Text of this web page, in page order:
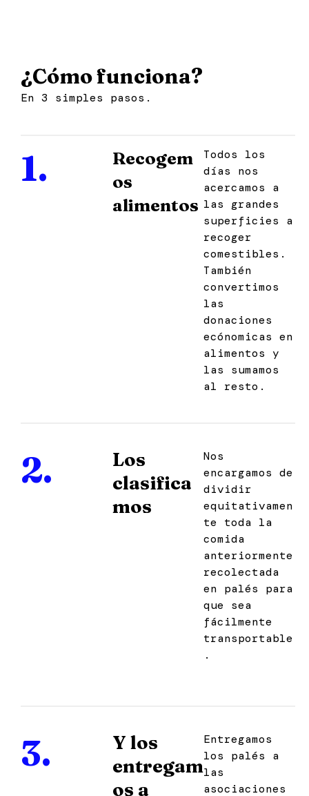
¿Cómo funciona?
En 3 simples pasos.
1.
Recogem
os
alimentos
Todos los
días nos
acercamos a
las grandes
superficies a
recoger
comestibles.
También
convertimos
las
donaciones
ecónomicas en
alimentos y
las sumamos
al resto.
2.
Los
clasifica
mos
Nos
encargamos de
dividir
equitativamen
te toda la
comida
anteriormente
recolectada
en palés para
que sea
fácilmente
transportable
.
3.
Y los
entregam
os a
Entregamos
los palés a
las
asociaciones